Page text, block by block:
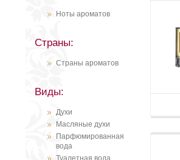
Ноты ароматов
Страны:
Страны ароматов
Виды:
Духи
Масляные духи
Парфюмированная
вода
Туалетная вода
масло
так,
или